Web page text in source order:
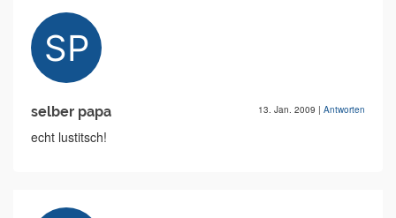
selber papa 13. Jan. 2009 | Antworten
echt lustitsch!